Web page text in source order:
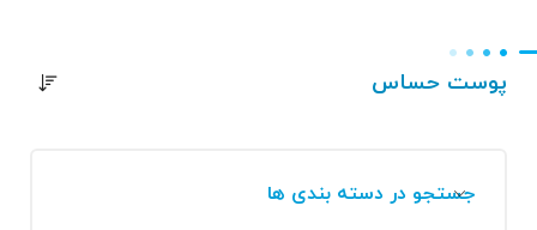
پوست حساس
جستجو در دسته بندی ها